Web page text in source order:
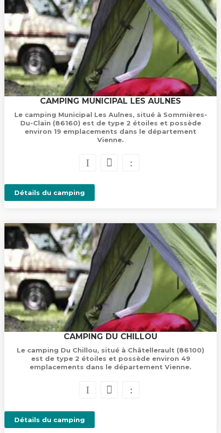
CAMPING MUNICIPAL LES AULNES
Le camping Municipal Les Aulnes, situé à Sommières-
Du-Clain (86160) est de type 2 étoiles et possède
environ 19 emplacements dans le département
Vienne.
Détails du camping
CAMPING DU CHILLOU
Le camping Du Chillou, situé à Châtellerault (86100)
est de type 2 étoiles et possède environ 49
emplacements dans le département Vienne.
Détails du camping